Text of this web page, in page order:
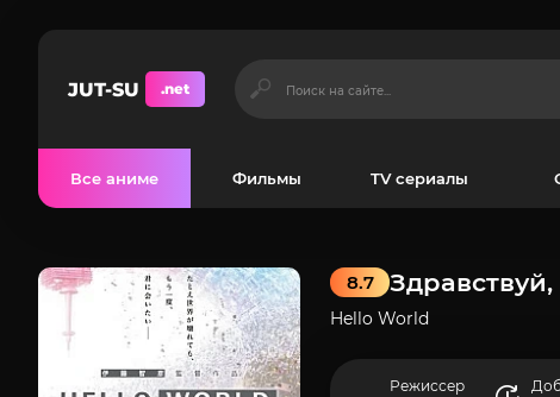
JUT-SU .net
Все аниме Фильмы TV сериалы
8.7
Hello World
Режиссер